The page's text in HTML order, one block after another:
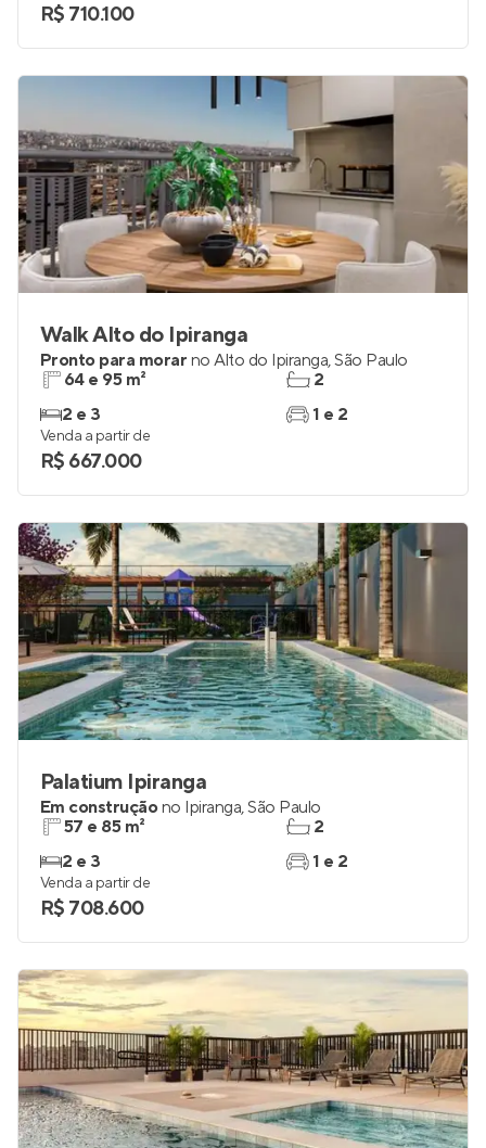
R$ 710.100
Walk Alto do Ipiranga
Pronto para morar no Alto do Ipiranga,São Paulo
64 e 95 m²
2 e 3
2
1 e 2
Venda a partir de
R$ 667.000
Palatium Ipiranga
Em construçãono Ipiranga,São Paulo
57 e 85 m²
2 e 3
2
1 e 2
Venda a partir de
R$ 708.600